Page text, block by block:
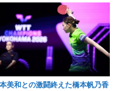
美和との激闘終えた橋本帆乃香